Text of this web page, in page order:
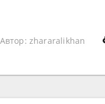
Автор: zhararalikhan